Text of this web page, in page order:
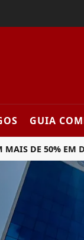
GUIA
DE 50% EM DEZ